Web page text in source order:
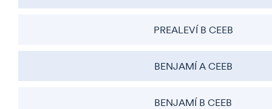
PREALEVÍ B CEEB
BENJAMÍ A CEEB
BENJAMÍ B CEEB